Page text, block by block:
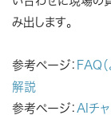
み出します。
参考ページ： FAQ
解説
参考ページ： AIチ